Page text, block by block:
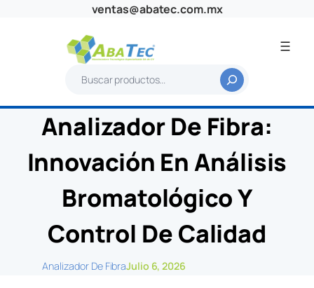
ventas@abatec.com.mx
s
c
r
Analizador De Fibra:
Innovación En Análisis
Bromatológico Y
Control De Calidad
Analizador De FibraJulio 6, 2026